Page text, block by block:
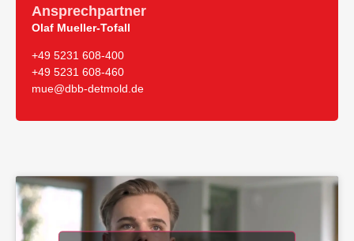
Ansprech­partner
Olaf Mueller-Tofall
+49 5231 608-400
+49 5231 608-460
mue@dbb-detmold.de